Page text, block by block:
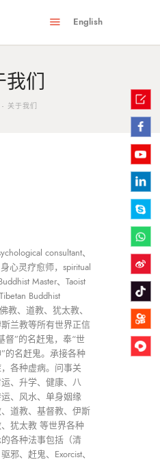
English
我们
关于我们
consultant、
心灵疗愈师，spiritual
Master、Taoist
Buddhist
教、道教、犹太教、
兰教等所有世界正信
督”的名赶鬼，奉“世
的名赶鬼。承接各种
各种虚病。问事关
、升学、健康、八
、风水、单身姻缘
道教、基督教、伊斯
犹太教 等世界各种
各种法事包括（清
邪、赶鬼、Exorcist、